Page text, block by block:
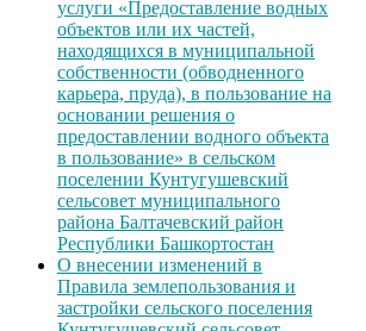
услуги «Предоставление водных
объектов или их частей,
находящихся в муниципальной
собственности (обводненного
карьера, пруда), в пользование на
основании решения о
предоставлении водного объекта
в пользование» в сельском
поселении Кунтугушевский
сельсовет муниципального
района Балтачевский район
Республики Башкортостан
О внесении изменений в
Правила землепользования и
застройки сельского поселения